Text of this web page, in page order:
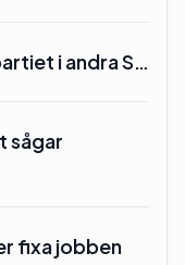
i andra S…
sågar
fixa jobben